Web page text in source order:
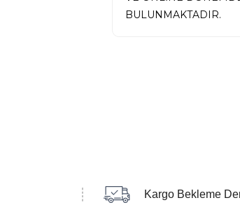
BULUNMAKTADIR.
Kargo Bekleme